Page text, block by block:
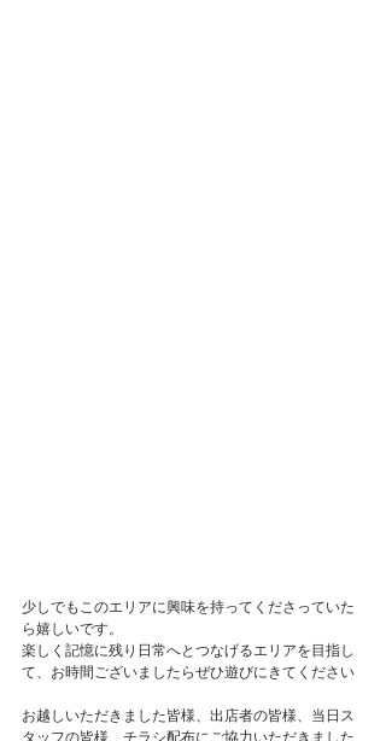
少しでもこのエリアに興味を持ってくださっていた
ら嬉しいです。
楽しく記憶に残り日常へとつなげるエリアを目指し
て、お時間ございましたらぜひ遊びにきてください
お越しいただきました皆様、出店者の皆様、当日ス